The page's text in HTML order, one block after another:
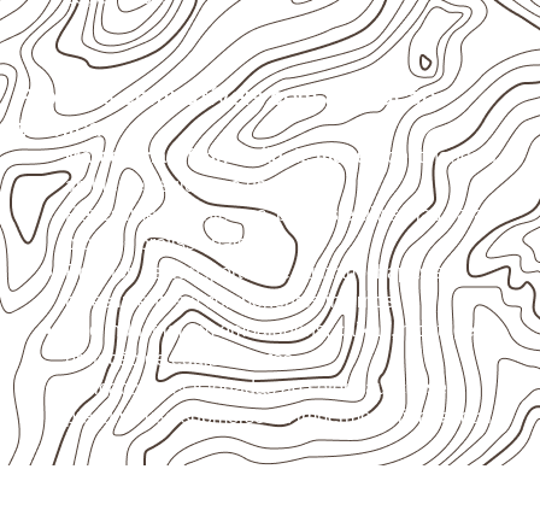
Projetos compatíveis com avaliação
técnica
Marcenaria e fabricação de móveis
destinados a
ambientes sujeitos à umidade.
Revestimentos internos, painéis e divisórias para
projetos profissionais.
Projetos de transporte que utilizam chapas em
revestimentos e componentes internos.
Uso industrial em embalagens, caixas, montagem e
proteção de equipamentos.
Aplicações relacionadas ao setor náutico, sem
presumir uso submerso ou impermeabilidade total.